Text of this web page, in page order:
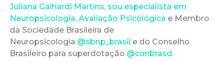
Juliana Galhardi Martins, sou especialista em
Neuropsicologia, Avaliação Psicológica e Membro
da Sociedade Brasileira de
Neuropsicologia @sbnp_brasil e do Conselho
Brasileiro para superdotação @conbrasd.